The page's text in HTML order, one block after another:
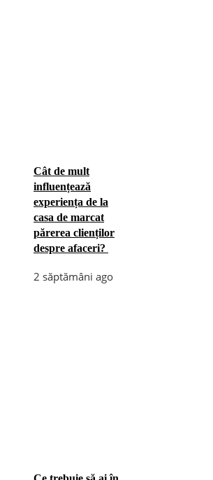
Cât de mult
influențează
experiența de la
casa de marcat
părerea clienților
despre afaceri?
2 săptămâni ago